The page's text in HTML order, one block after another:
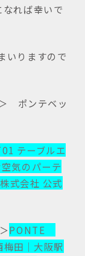
なれば幸いで
いりますので
ポンテベッ
テーブルエ
気のパーテ
式会社 公式
PONTE
梅田｜大阪駅